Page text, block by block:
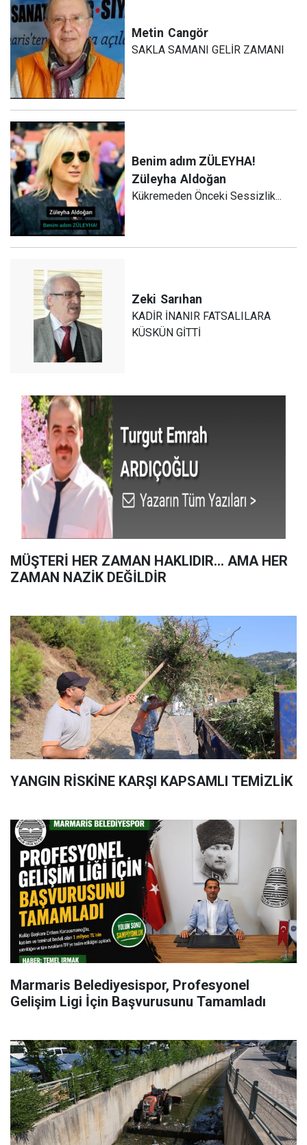
Metin Cangör
SAKLA SAMANI GELİR ZAMANI
Benim adım ZÜLEYHA!
Züleyha Aldoğan
Kükremeden Önceki Sessizlik...
Zeki Sarıhan
KADİR İNANIR FATSALILARA
KÜSKÜN GİTTİ
MÜŞTERİ HER ZAMAN HAKLIDIR… AMA HER
ZAMAN NAZİK DEĞİLDİR
YANGIN RİSKİNE KARŞI KAPSAMLI TEMİZLİK
Marmaris Belediyesispor, Profesyonel
Gelişim Ligi İçin Başvurusunu Tamamladı